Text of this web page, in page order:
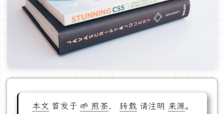
本文 首发于 🌱 煎茶，转载请注明 来源。